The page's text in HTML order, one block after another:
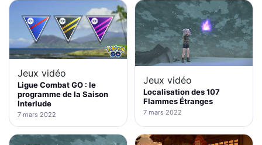
Jeux vidéo
Ligue Combat GO : le
programme de la Saison
Interlude
7 mars 2022
Jeux vidéo
Localisation des 107
Flammes Étranges
7 mars 2022